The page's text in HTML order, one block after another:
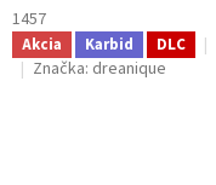
1457
Akcia Karbid DLC
Značka: dreanique